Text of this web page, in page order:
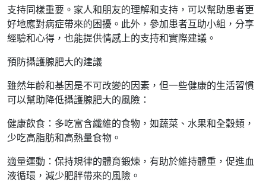
支持同樣重要。家人和朋友的理解和支持，可以幫助患者更
好地應對病症帶來的困擾。此外，參加患者互助小組，分享
經驗和心得，也能提供情感上的支持和實際建議。
預防攝護腺肥大的建議
雖然年齡和基因是不可改變的因素，但一些健康的生活習慣
可以幫助降低攝護腺肥大的風險：
健康飲食：多吃富含纖維的食物，如蔬菜、水果和全穀類，
少吃高脂肪和高熱量食物。
適量運動：保持規律的體育鍛煉，有助於維持體重，促進血
液循環，減少肥胖帶來的風險。